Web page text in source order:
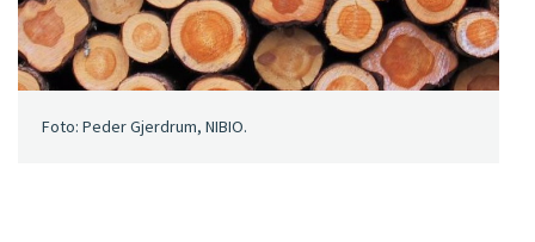
Foto: Peder Gjerdrum, NIBIO.